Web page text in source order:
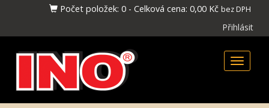
Počet položek: 0 - Celková cena: 0,00 Kč bez DPH
Přihlásit
Toggle